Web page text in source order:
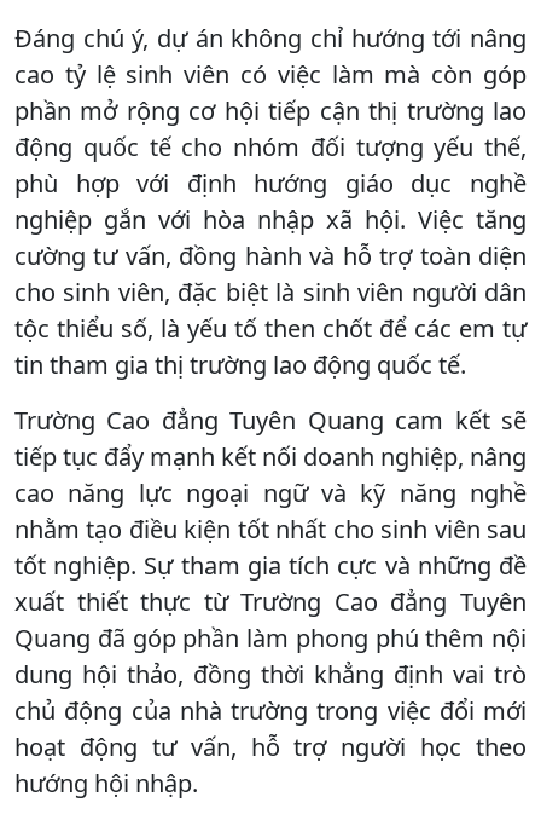
Đáng chú ý, dự án không chỉ hướng tới nâng
cao tỷ lệ sinh viên có việc làm mà còn góp
phần mở rộng cơ hội tiếp cận thị trường lao
động quốc tế cho nhóm đối tượng yếu thế,
phù hợp với định hướng giáo dục nghề
nghiệp gắn với hòa nhập xã hội. Việc tăng
cường tư vấn, đồng hành và hỗ trợ toàn diện
cho sinh viên, đặc biệt là sinh viên người dân
tộc thiểu số, là yếu tố then chốt để các em tự
tin tham gia thị trường lao động quốc tế.
Trường Cao đẳng Tuyên Quang cam kết sẽ
tiếp tục đẩy mạnh kết nối doanh nghiệp, nâng
cao năng lực ngoại ngữ và kỹ năng nghề
nhằm tạo điều kiện tốt nhất cho sinh viên sau
tốt nghiệp. Sự tham gia tích cực và những đề
xuất thiết thực từ Trường Cao đẳng Tuyên
Quang đã góp phần làm phong phú thêm nội
dung hội thảo, đồng thời khẳng định vai trò
chủ động của nhà trường trong việc đổi mới
hoạt động tư vấn, hỗ trợ người học theo
hướng hội nhập.